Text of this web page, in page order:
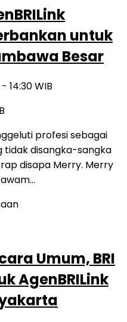
untuk
Besar
14:30 WIB
profesi sebagai
tidak disangka-sangka
disapa Merry. Merry
Umum, BRI
AgenBRILink